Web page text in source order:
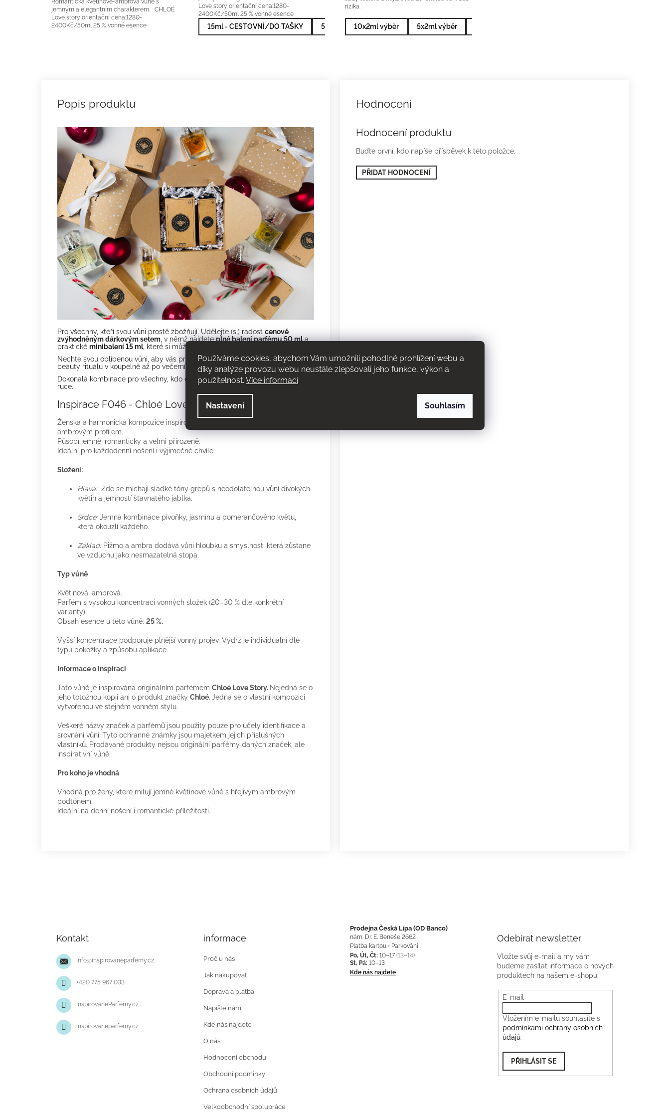
Používáme cookies, abychom Vám umožnili pohodlné prohlížení webu a
díky analýze provozu webu neustále zlepšovali jeho funkce, výkon a
použitelnost. Více informací
Nastavení Souhlasím
Romantická květinově-ambrová vůně s
jemným a elegantním charakterem. CHLOÉ
Love story orientační cena:1280-
2400Kč/50ml 25 % vonné esence
Love story orientační cena:1280-
2400Kč/50ml 25 % vonné esence
15ml - CESTOVNÍ/DO TAŠKY 50ml - NEJPRODÁVANĚJŠÍ
rizika.
10x2ml výběr 5x2ml výběr
Pro všechny, kteří svou vůni prostě zbožňují. Udělejte (si) radost cenově
zvýhodněným dárkovým setem , v němž najdeteplné balení parfému 50 mla
praktické minibalení 15 ml, které si můžete vzít kamkoliv s sebou.
Nechte svou oblíbenou vůni, aby vás provázela celým dnem, od ranního
beauty rituálu v koupelně až po večerní drink s přáteli.
Dokonalá kombinace pro všechny, kdo chtějí mít svůj oblíbený parfém vždy po
ruce.
Inspirace F046 - Chloé Love story - dámský parfém
Ženská a harmonická kompozice inspirovaná ikonickou vůní s květinově-
ambrovým profilem.
Působí jemně, romanticky a velmi přirozeně.
Ideální pro každodenní nošení i výjimečné chvíle.
Složení:
Hlava:Zde se míchají sladké tóny grepů s neodolatelnou vůní divokých
květin a jemností šťavnatého jablka.
Srdce:Jemná kombinace pivoňky, jasmínu a pomerančového květu,
která okouzlí každého.
Základ:Pižmo a ambra dodává vůni hloubku a smyslnost, která zůstane
ve vzduchu jako nesmazatelná stopa.
Typ vůně
Květinová, ambrová.
Parfém s vysokou koncentrací vonných složek (20–30 % dle konkrétní
varianty).
Obsah esence u této vůně: 25 %.
Vyšší koncentrace podporuje plnější vonný projev. Výdrž je individuální dle
typu pokožky a způsobu aplikace.
Informace o inspiraci
Tato vůně je inspirována originálním parfémem Chloé Love Story. Nejedná se o
jeho totožnou kopii ani o produkt značky Chloé.Jedná se o vlastní kompozici
vytvořenou ve stejném vonném stylu.
Veškeré názvy značek a parfémů jsou použity pouze pro účely identifikace a
srovnání vůní. Tyto ochranné známky jsou majetkem jejich příslušných
vlastníků. Prodávané produkty nejsou originální parfémy daných značek, ale
inspirativní vůně.
Pro koho je vhodná
Vhodná pro ženy, které milují jemné květinové vůně s hřejivým ambrovým
podtónem.
Ideální na denní nošení i romantické příležitosti.
Hodnocení produktu
Buďte první, kdo napíše příspěvek k této položce.
PŘIDAT HODNOCENÍ
Kontakt
Info@inspirovaneparfemy.cz
+420 775 967 033
InspirovaneParfemy.cz
inspirovaneparfemy.cz
informace
Proč u nás
Jak nakupovat
Doprava a platba
Napište nám
Kde nás najdete
O nás
Hodnocení obchodu
Obchodní podmínky
Ochrana osobních údajů
Velkoobchodní spolupráce
Prodejna Česká Lípa (OD Banco)
nám. Dr. E. Beneše 2662
Platba kartou • Parkování
Po, Út, Čt: 10–17 (13–14)
St, Pá: 10–13
Kde nás najdete
Odebírat newsletter
Vložte svůj e-mail a my vám
budeme zasílat informace o nových
produktech na našem e-shopu.
E-mail
Vložením e-mailu souhlasíte s
podmínkami ochrany osobních
údajů
PŘIHLÁSIT SE